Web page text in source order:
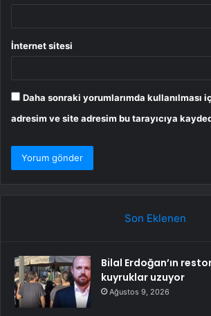
İnternet sitesi
Daha sonraki yorumlarımda kullanılması
adresim ve site adresim bu tarayıcıya
Son Eklenen
Bilal Erdoğan’ın
kuyruklar uzuyor
Ağustos 9, 2026